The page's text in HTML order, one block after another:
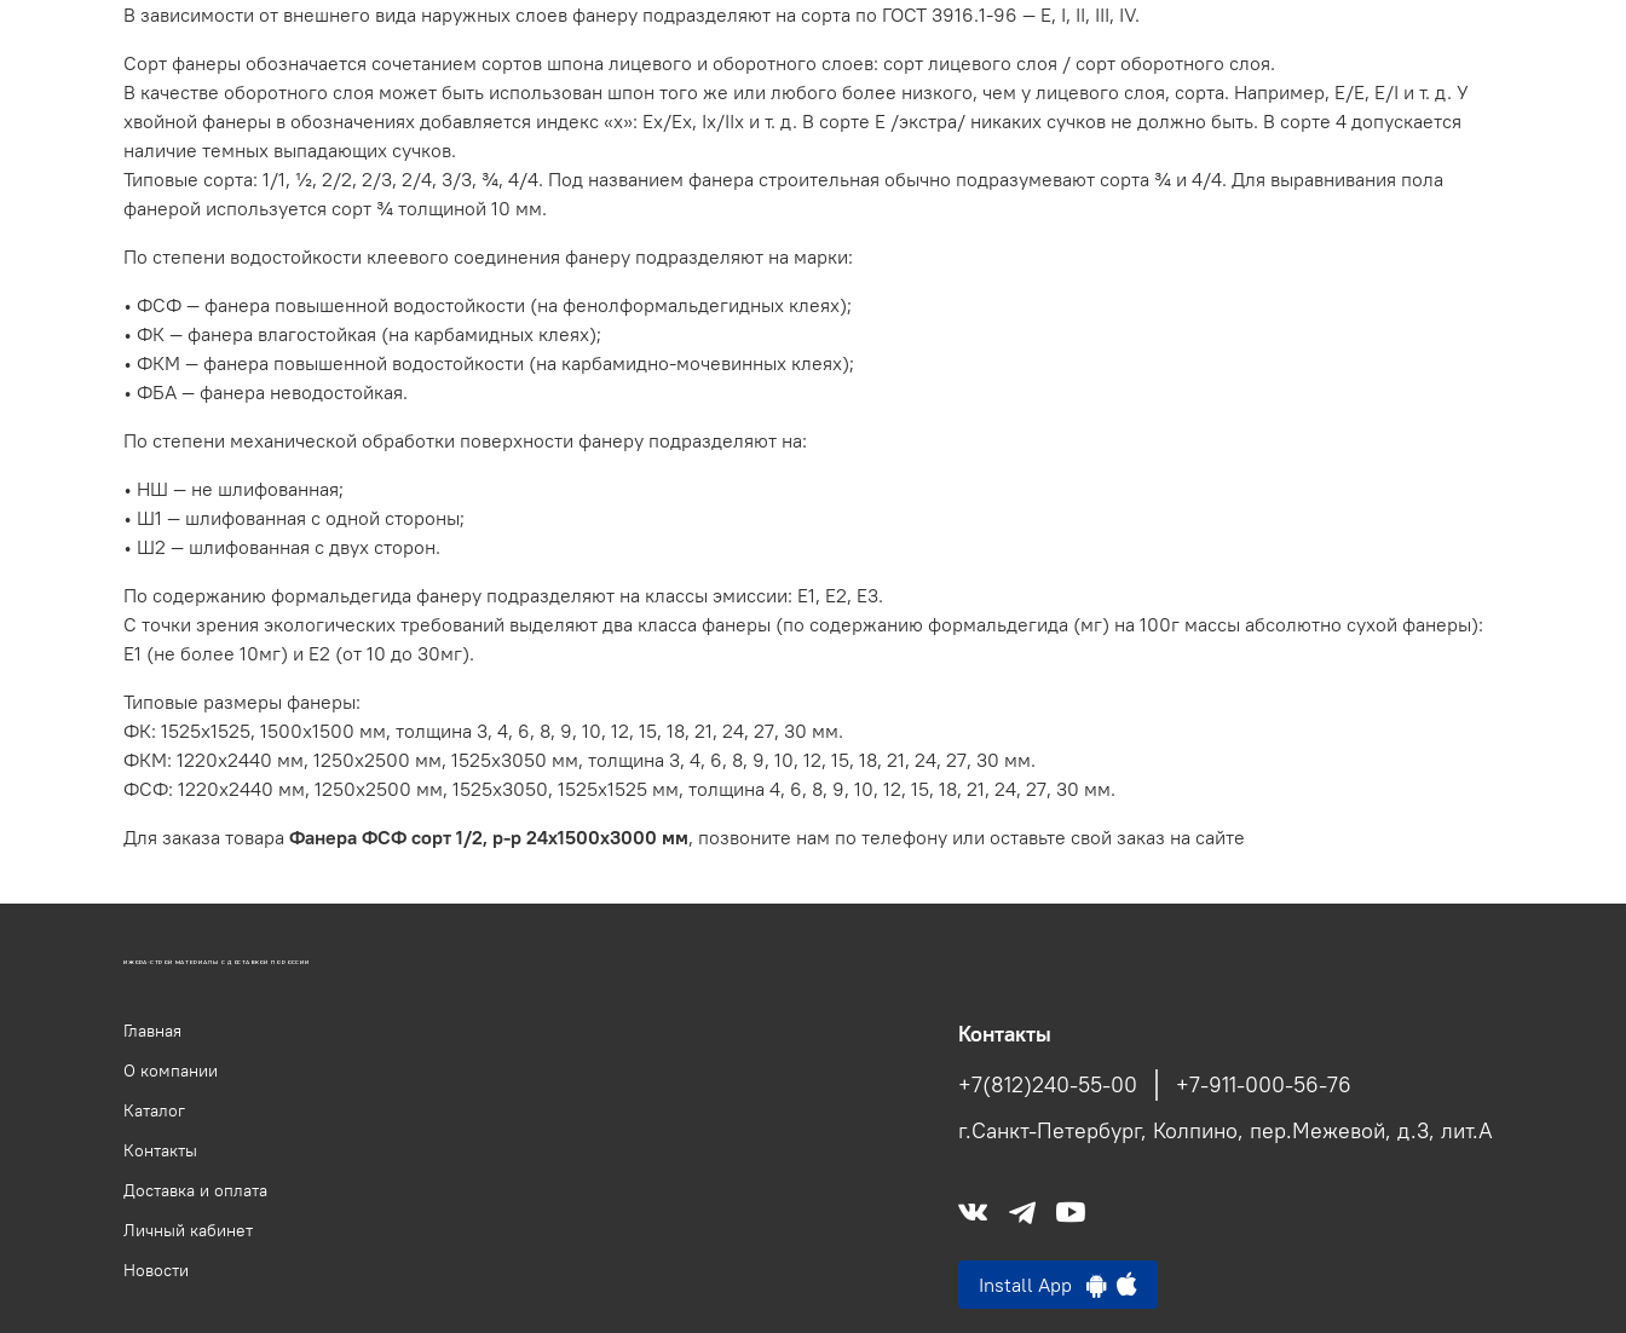
В зависимости от внешнего вида наружных слоев фанеру подразделяют на сорта по ГОСТ 3916.1-96 — E, I, II, III, IV.
Сорт фанеры обозначается сочетанием сортов шпона лицевого и оборотного слоев: сорт лицевого слоя / сорт оборотного слоя.
В качестве оборотного слоя может быть использован шпон того же или любого более низкого, чем у лицевого слоя, сорта. Например, Е/Е, Е/I и т. д. У
хвойной фанеры в обозначениях добавляется индекс «х»: Ех/Ех, Iх/IIх и т. д. В сорте Е /экстра/ никаких сучков не должно быть. В сорте 4 допускается
наличие темных выпадающих сучков.
Типовые сорта: 1/1, ½, 2/2, 2/3, 2/4, 3/3, ¾, 4/4. Под названием фанера строительная обычно подразумевают сорта ¾ и 4/4. Для выравнивания пола
фанерой используется сорт ¾ толщиной 10 мм.
По степени водостойкости клеевого соединения фанеру подразделяют на марки:
• ФСФ — фанера повышенной водостойкости (на фенолформальдегидных клеях);
• ФК — фанера влагостойкая (на карбамидных клеях);
• ФКМ — фанера повышенной водостойкости (на карбамидно-мочевинных клеях);
• ФБА — фанера неводостойкая.
По степени механической обработки поверхности фанеру подразделяют на:
• НШ — не шлифованная;
• Ш1 — шлифованная с одной стороны;
• Ш2 — шлифованная с двух сторон.
По содержанию формальдегида фанеру подразделяют на классы эмиссии: Е1, Е2, Е3.
С точки зрения экологических требований выделяют два класса фанеры (по содержанию формальдегида (мг) на 100г массы абсолютно сухой фанеры):
Е1 (не более 10мг) и Е2 (от 10 до 30мг).
Типовые размеры фанеры:
ФК: 1525х1525, 1500х1500 мм, толщина 3, 4, 6, 8, 9, 10, 12, 15, 18, 21, 24, 27, 30 мм.
ФКМ: 1220х2440 мм, 1250х2500 мм, 1525х3050 мм, толщина 3, 4, 6, 8, 9, 10, 12, 15, 18, 21, 24, 27, 30 мм.
ФСФ: 1220х2440 мм, 1250х2500 мм, 1525х3050, 1525х1525 мм, толщина 4, 6, 8, 9, 10, 12, 15, 18, 21, 24, 27, 30 мм.
Для заказа товара Фанера ФСФ сорт 1/2, р-р 24х1500х3000 мм, позвоните нам по телефону или оставьте свой заказ на сайте
ИЖОРА-СТРОЙ МАТЕРИАЛЫ С ДОСТАВКОЙ ПО РОССИИ
Главная
О компании
Каталог
Контакты
Доставка и оплата
Личный кабинет
Новости
Контакты
+7(812)240-55-00
+7-911-000-56-76
г.Санкт-Петербург, Колпино, пер.Межевой, д.3, лит.А
Install App